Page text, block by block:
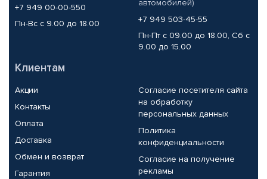
+7 949 00-00-550
Пн-Вс с 9.00 до 18.00
автомобилей)
+7 949 503-45-55
Пн-Пт с 09.00 до 18.00, Сб с
9.00 до 15.00
Клиентам
Акции
Контакты
Оплата
Доставка
Обмен и возврат
Гарантия
Согласие посетителя сайта
на обработку
персональных данных
Политика
конфиденциальности
Согласие на получение
рекламы